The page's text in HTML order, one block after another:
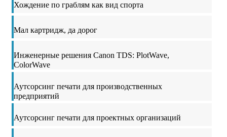
Хождение по граблям как вид спорта
Мал картридж, да дорог
Инженерные решения Canon TDS: PlotWave,
ColorWave
Аутсорсинг печати для производственных
предприятий
Аутсорсинг печати для проектных организаций